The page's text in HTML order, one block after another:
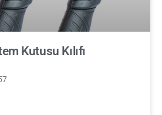
Kutusu Kılıfı